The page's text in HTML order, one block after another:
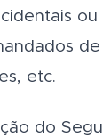
ou
etc.
do